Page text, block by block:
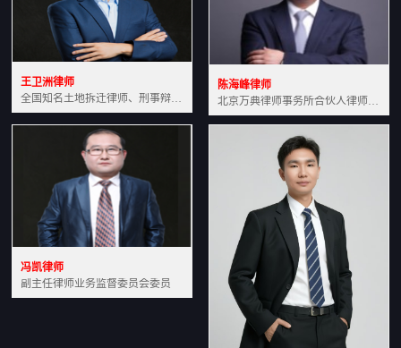
王卫洲律师
全国知名土地拆迁律师、刑事辩护律师北京万典律师事务所主任中国法学会会员北京市行政法研究会理事
陈海峰律师
北京万典律师事务所合伙人律师土地房产专业资深律师
冯凯律师
副主任律师业务监督委员会委员